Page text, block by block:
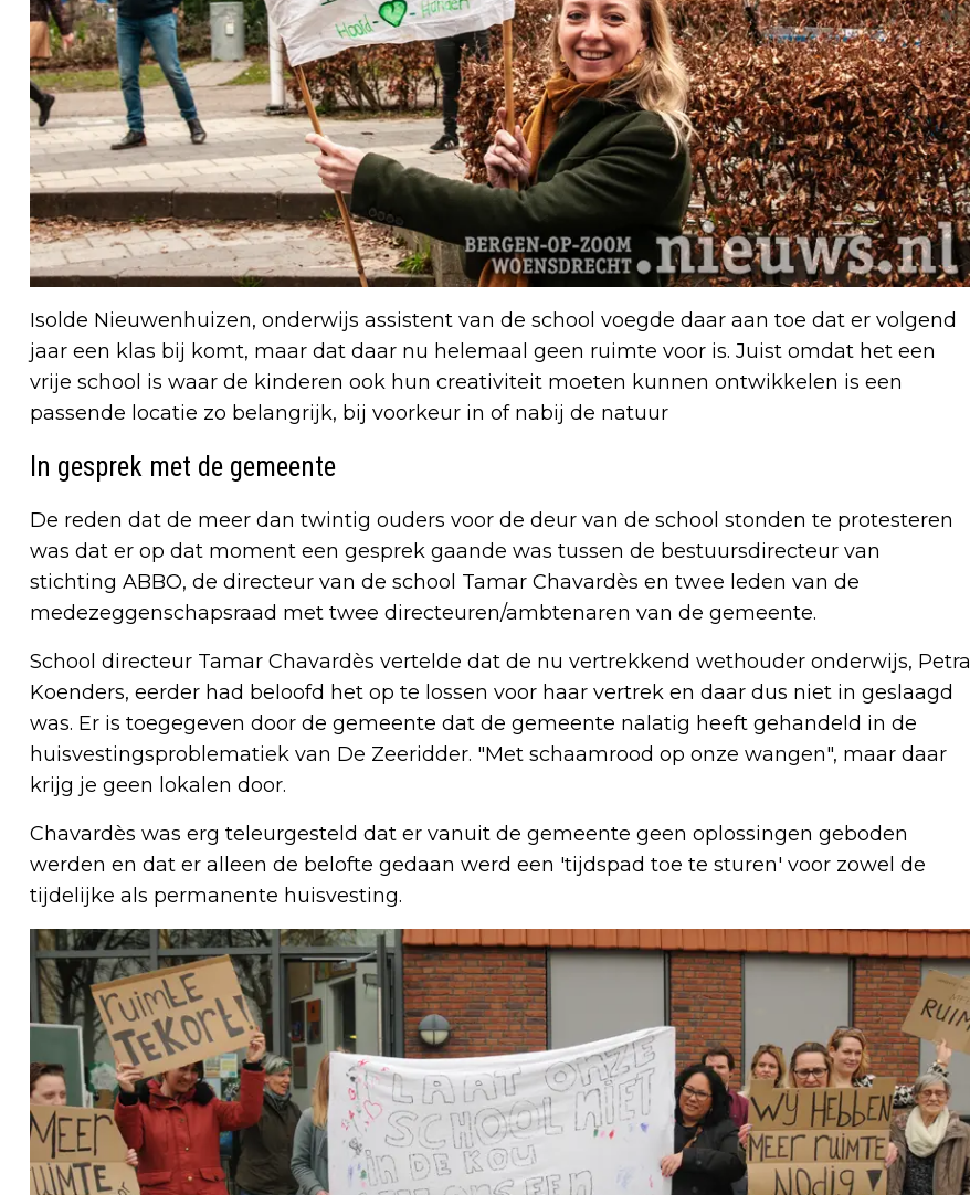
Isolde Nieuwenhuizen, onderwijs assistent van de school voegde daar aan toe dat er volgend
jaar een klas bij komt, maar dat daar nu helemaal geen ruimte voor is. Juist omdat het een
vrije school is waar de kinderen ook hun creativiteit moeten kunnen ontwikkelen is een
passende locatie zo belangrijk, bij voorkeur in of nabij de natuur
In gesprek met de gemeente
De reden dat de meer dan twintig ouders voor de deur van de school stonden te protesteren
was dat er op dat moment een gesprek gaande was tussen de bestuursdirecteur van
stichting ABBO, de directeur van de school Tamar Chavardès en twee leden van de
medezeggenschapsraad met twee directeuren/ambtenaren van de gemeente.
School directeur Tamar Chavardès vertelde dat de nu vertrekkend wethouder onderwijs, Petra
Koenders, eerder had beloofd het op te lossen voor haar vertrek en daar dus niet in geslaagd
was. Er is toegegeven door de gemeente dat de gemeente nalatig heeft gehandeld in de
huisvestingsproblematiek van De Zeeridder. "Met schaamrood op onze wangen", maar daar
krijg je geen lokalen door.
Chavardès was erg teleurgesteld dat er vanuit de gemeente geen oplossingen geboden
werden en dat er alleen de belofte gedaan werd een 'tijdspad toe te sturen' voor zowel de
tijdelijke als permanente huisvesting.